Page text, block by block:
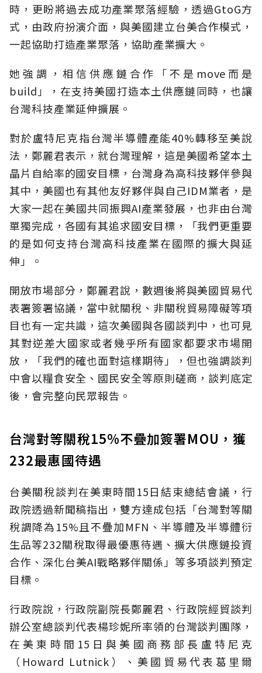
時，更盼將過去成功產業聚落經驗，透過GtoG方
式，由政府扮演介面，與美國建立台美合作模式，
一起協助打造產業聚落，協助產業擴大。
她強調，相信供應鏈合作「不是move而是
build」，在支持美國打造本土供應鏈同時，也讓
台灣科技產業延伸擴展。
對於盧特尼克指台灣半導體產能40%轉移至美說
法，鄭麗君表示，就台灣理解，這是美國希望本土
晶片自給率的國安目標，台灣身為高科技夥伴參與
其中，美國也有其他友好夥伴與自己IDM業者，是
大家一起在美國共同振興AI產業發展，也非由台灣
單獨完成，各國有其追求國安目標，「我們更重要
的是如何支持台灣高科技產業在國際的擴大與延
伸」。
開放市場部分，鄭麗君說，數週後將與美國貿易代
表署簽署協議，當中就關稅、非關稅貿易障礙等項
目也有一定共識，這次美國與各國談判中，也可見
其對逆差大國家或者幾乎所有國家都要求市場開
放，「我們的確也面對這樣期待」，但也強調談判
中會以糧食安全、國民安全等原則磋商，談判底定
後，會完整向民眾報告。
台灣對等關稅15%不疊加簽署MOU，獲
232最惠國待遇
台美關稅談判在美東時間15日結束總結會議，行
政院透過新聞稿指出，雙方達成包括「台灣對等關
稅調降為15%且不疊加MFN、半導體及半導體衍
生品等232關稅取得最優惠待遇、擴大供應鏈投資
合作、深化台美AI戰略夥伴關係」等多項談判預定
目標。
行政院說，行政院副院長鄭麗君、行政院經貿談判
辦公室總談判代表楊珍妮所率領的台灣談判團隊，
在美東時間15日與美國商務部長盧特尼克
（Howard Lutnick）、美國貿易代表葛里爾